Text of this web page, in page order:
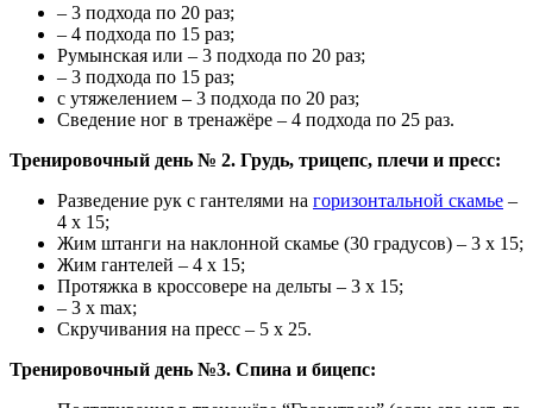
– 3 подхода по 20 раз;
– 4 подхода по 15 раз;
Румынская или – 3 подхода по 20 раз;
– 3 подхода по 15 раз;
с утяжелением – 3 подхода по 20 раз;
Сведение ног в тренажёре – 4 подхода по 25 раз.
Тренировочный день № 2. Грудь, трицепс, плечи и пресс:
Разведение рук с гантелями на горизонтальной скамье –
4 х 15;
Жим штанги на наклонной скамье (30 градусов) – 3 х 15;
Жим гантелей – 4 х 15;
Протяжка в кроссовере на дельты – 3 х 15;
– 3 х max;
Скручивания на пресс – 5 х 25.
Тренировочный день №3. Спина и бицепс: